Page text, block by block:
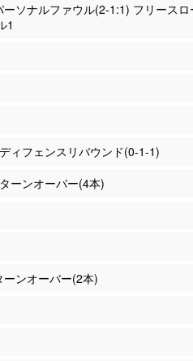
ーソナルファウル(2-1:1) フリースロ
1
ィフェンスリバウンド(0-1-1)
ーンオーバー(4本)
ンオーバー(2本)